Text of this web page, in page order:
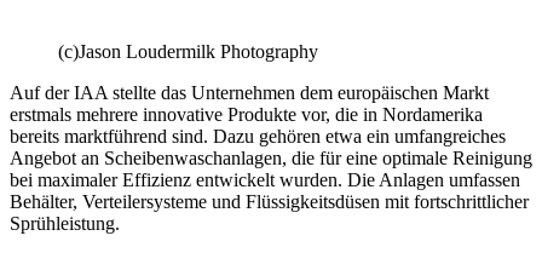
(c)Jason Loudermilk Photography
Auf der IAA stellte das Unternehmen dem europäischen Markt
erstmals mehrere innovative Produkte vor, die in Nordamerika
bereits marktführend sind. Dazu gehören etwa ein umfangreiches
Angebot an Scheibenwaschanlagen, die für eine optimale Reinigung
bei maximaler Effizienz entwickelt wurden. Die Anlagen umfassen
Behälter, Verteilersysteme und Flüssigkeitsdüsen mit fortschrittlicher
Sprühleistung.